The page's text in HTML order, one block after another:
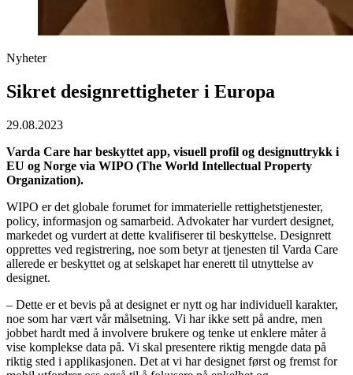
Nyheter
Sikret designrettigheter i Europa
29.08.2023
Varda Care har beskyttet app, visuell profil og designuttrykk i
EU og Norge via WIPO (The World Intellectual Property
Organization).
WIPO er det globale forumet for immaterielle rettighetstjenester,
policy, informasjon og samarbeid. Advokater har vurdert designet,
markedet og vurdert at dette kvalifiserer til beskyttelse. Designrett
opprettes ved registrering, noe som betyr at tjenesten til Varda Care
allerede er beskyttet og at selskapet har enerett til utnyttelse av
designet.
– Dette er et bevis på at designet er nytt og har individuell karakter,
noe som har vært vår målsetning. Vi har ikke sett på andre, men
jobbet hardt med å involvere brukere og tenke ut enklere måter å
vise komplekse data på. Vi skal presentere riktig mengde data på
riktig sted i applikasjonen. Det at vi har designet først og fremst for